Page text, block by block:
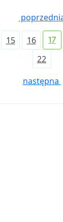
15 16 17
22
następna